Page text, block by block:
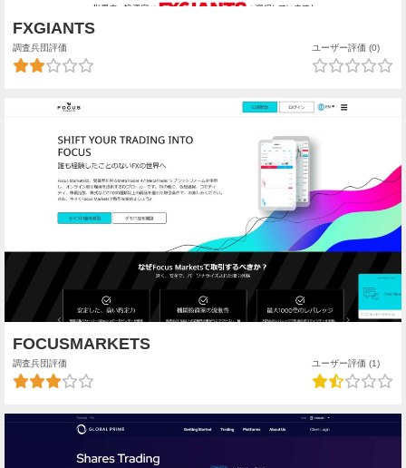
FXGIANTS
調査兵団評価 ユーザー評価 (0)
FOCUSMARKETS
調査兵団評価 ユーザー評価 (1)